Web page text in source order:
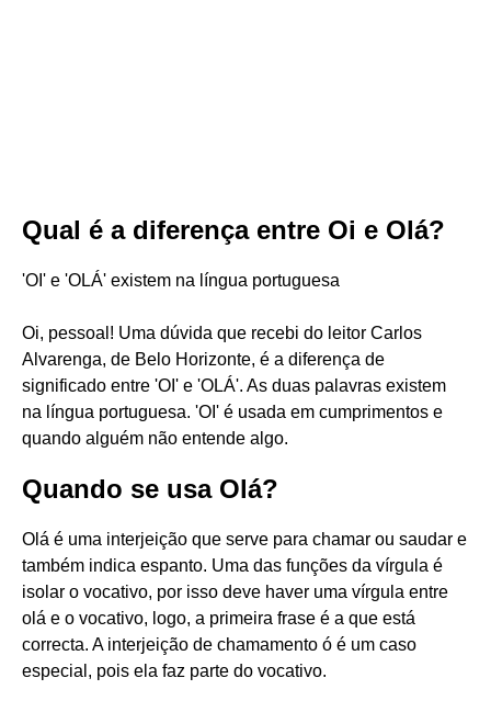
Qual é a diferença entre Oi e Olá?
'OI' e 'OLÁ' existem na língua portuguesa
Oi, pessoal! Uma dúvida que recebi do leitor Carlos
Alvarenga, de Belo Horizonte, é a diferença de
significado entre 'OI' e 'OLÁ'. As duas palavras existem
na língua portuguesa. 'OI' é usada em cumprimentos e
quando alguém não entende algo.
Quando se usa Olá?
Olá é uma interjeição que serve para chamar ou saudar e
também indica espanto. Uma das funções da vírgula é
isolar o vocativo, por isso deve haver uma vírgula entre
olá e o vocativo, logo, a primeira frase é a que está
correcta. A interjeição de chamamento ó é um caso
especial, pois ela faz parte do vocativo.